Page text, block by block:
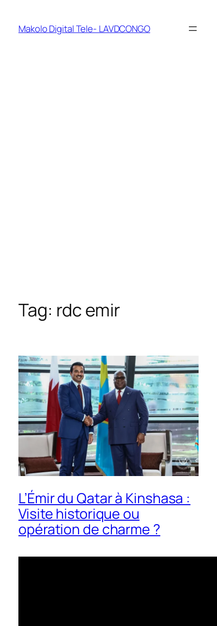
Makolo Digital Tele- LAVDCONGO
Tag: rdc emir
L’Émir du Qatar à Kinshasa :
Visite historique ou
opération de charme ?